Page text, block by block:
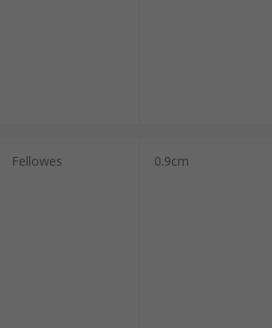
Fellowes 0.9cm